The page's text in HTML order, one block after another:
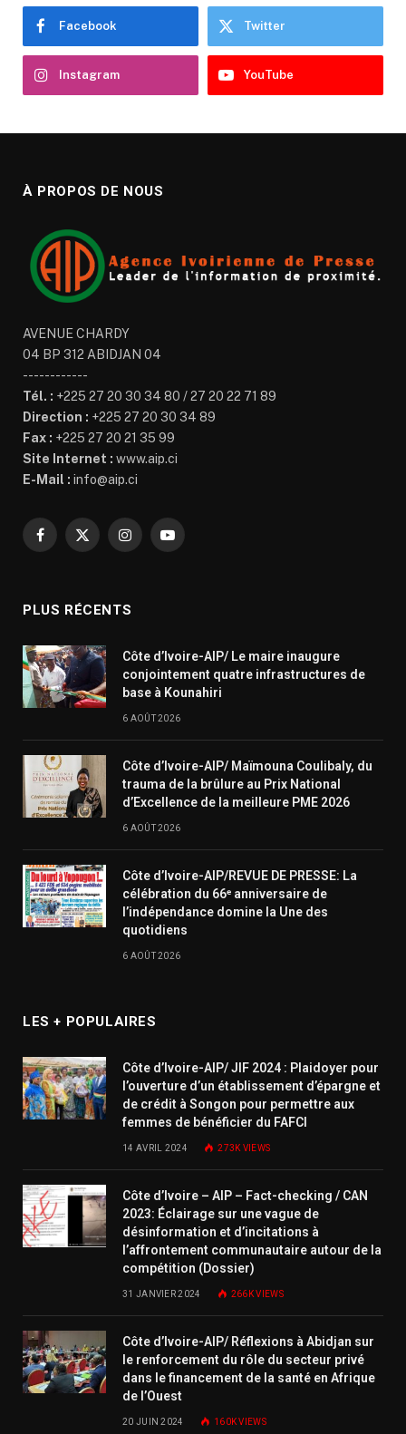
Facebook Twitter
Instagram YouTube
À PROPOS DE NOUS
AVENUE CHARDY
04 BP 312 ABIDJAN 04
------------
Tél. : +225 27 20 30 34 80 / 27 20 22 71 89
Direction : +225 27 20 30 34 89
Fax : +225 27 20 21 35 99
Site Internet : www.aip.ci
E-Mail : info@aip.ci
Facebook
X
InstagramYouTube
PLUS RÉCENTS
Côte d’Ivoire-AIP/ Le maire inaugure
conjointement quatre infrastructures de
base à Kounahiri
6 AOÛT 2026
Côte d’Ivoire-AIP/ Maïmouna Coulibaly, du
trauma de la brûlure au Prix National
d’Excellence de la meilleure PME 2026
6 AOÛT 2026
Côte d’Ivoire-AIP/REVUE DE PRESSE: La
célébration du 66ᵉ anniversaire de
l’indépendance domine la Une des
quotidiens
6 AOÛT 2026
LES + POPULAIRES
Côte d’Ivoire-AIP/ JIF 2024 : Plaidoyer pour
l’ouverture d’un établissement d’épargne et
de crédit à Songon pour permettre aux
femmes de bénéficier du FAFCI
14 AVRIL 2024 273KVIEWS
Côte d’Ivoire – AIP – Fact-checking / CAN
2023: Éclairage sur une vague de
désinformation et d’incitations à
l’affrontement communautaire autour de la
compétition (Dossier)
31 JANVIER 2024 266KVIEWS
Côte d’Ivoire-AIP/ Réflexions à Abidjan sur
le renforcement du rôle du secteur privé
dans le financement de la santé en Afrique
de l’Ouest
20 JUIN 2024 160KVIEWS